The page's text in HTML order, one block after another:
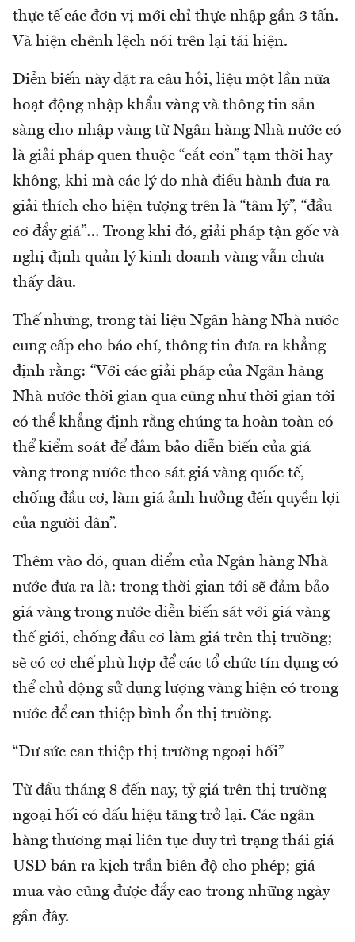
thực tế các đơn vị mới chỉ thực nhập gần 3 tấn.
Và hiện chênh lệch nói trên lại tái hiện.
Diễn biến này đặt ra câu hỏi, liệu một lần nữa
hoạt động nhập khẩu vàng và thông tin sẵn
sàng cho nhập vàng từ Ngân hàng Nhà nước có
là giải pháp quen thuộc “cắt cơn” tạm thời hay
không, khi mà các lý do nhà điều hành đưa ra
giải thích cho hiện tượng trên là “tâm lý”, “đầu
cơ đẩy giá”… Trong khi đó, giải pháp tận gốc và
nghị định quản lý kinh doanh vàng vẫn chưa
thấy đâu.
Thế nhưng, trong tài liệu Ngân hàng Nhà nước
cung cấp cho báo chí, thông tin đưa ra khẳng
định rằng: “Với các giải pháp của Ngân hàng
Nhà nước thời gian qua cũng như thời gian tới
có thể khẳng định rằng chúng ta hoàn toàn có
thể kiểm soát để đảm bảo diễn biến của giá
vàng trong nước theo sát giá vàng quốc tế,
chống đầu cơ, làm giá ảnh hưởng đến quyền lợi
của người dân”.
Thêm vào đó, quan điểm của Ngân hàng Nhà
nước đưa ra là: trong thời gian tới sẽ đảm bảo
giá vàng trong nước diễn biến sát với giá vàng
thế giới, chống đầu cơ làm giá trên thị trường;
sẽ có cơ chế phù hợp để các tổ chức tín dụng có
thể chủ động sử dụng lượng vàng hiện có trong
nước để can thiệp bình ổn thị trường.
“Dư sức can thiệp thị trường ngoại hối”
Từ đầu tháng 8 đến nay, tỷ giá trên thị trường
ngoại hối có dấu hiệu tăng trở lại. Các ngân
hàng thương mại liên tục duy trì trạng thái giá
USD bán ra kịch trần biên độ cho phép; giá
mua vào cũng được đẩy cao trong những ngày
gần đây.